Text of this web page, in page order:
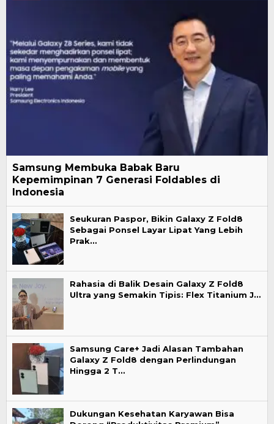
Samsung Membuka Babak Baru
Kepemimpinan 7 Generasi Foldables di
Indonesia
Seukuran Paspor, Bikin Galaxy Z Fold8
Sebagai Ponsel Layar Lipat Yang Lebih
Prak…
Rahasia di Balik Desain Galaxy Z Fold8
Ultra yang Semakin Tipis: Flex Titanium J…
Samsung Care+ Jadi Alasan Tambahan
Galaxy Z Fold8 dengan Perlindungan
Hingga 2 T…
Dukungan Kesehatan Karyawan Bisa